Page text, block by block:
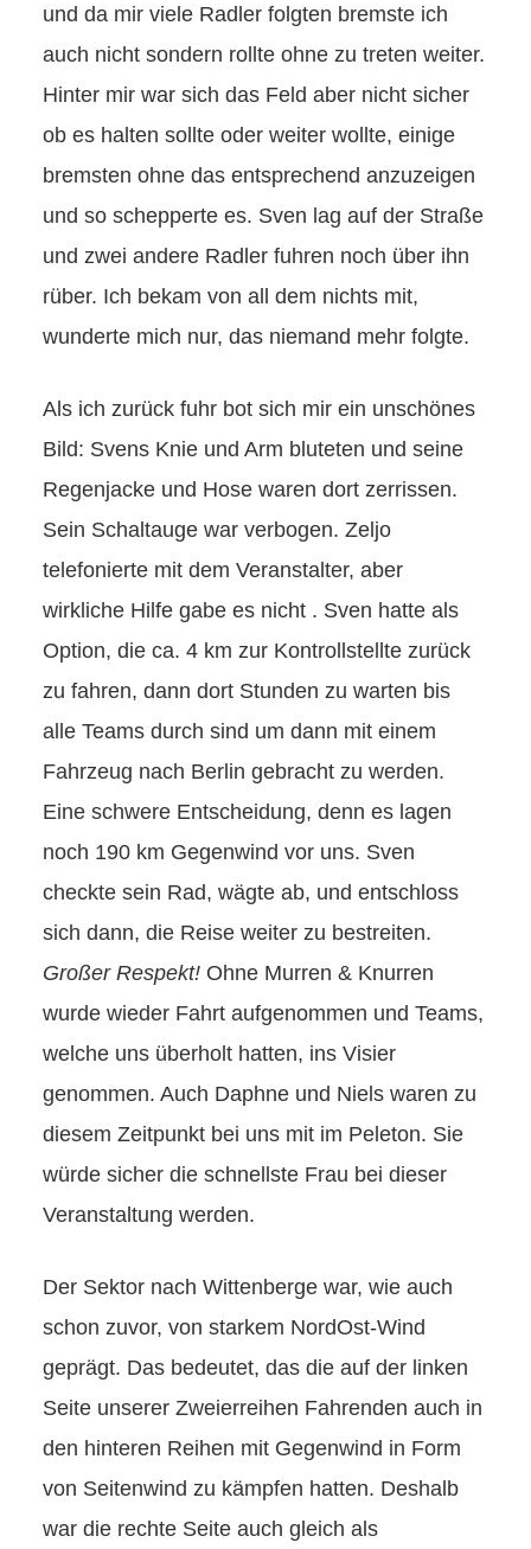
und da mir viele Radler folgten bremste ich
auch nicht sondern rollte ohne zu treten weiter.
Hinter mir war sich das Feld aber nicht sicher
ob es halten sollte oder weiter wollte, einige
bremsten ohne das entsprechend anzuzeigen
und so schepperte es. Sven lag auf der Straße
und zwei andere Radler fuhren noch über ihn
rüber. Ich bekam von all dem nichts mit,
wunderte mich nur, das niemand mehr folgte.
Als ich zurück fuhr bot sich mir ein unschönes
Bild: Svens Knie und Arm bluteten und seine
Regenjacke und Hose waren dort zerrissen.
Sein Schaltauge war verbogen. Zeljo
telefonierte mit dem Veranstalter, aber
wirkliche Hilfe gabe es nicht . Sven hatte als
Option, die ca. 4 km zur Kontrollstellte zurück
zu fahren, dann dort Stunden zu warten bis
alle Teams durch sind um dann mit einem
Fahrzeug nach Berlin gebracht zu werden.
Eine schwere Entscheidung, denn es lagen
noch 190 km Gegenwind vor uns. Sven
checkte sein Rad, wägte ab, und entschloss
sich dann, die Reise weiter zu bestreiten.
Großer Respekt! Ohne Murren & Knurren
wurde wieder Fahrt aufgenommen und Teams,
welche uns überholt hatten, ins Visier
genommen. Auch Daphne und Niels waren zu
diesem Zeitpunkt bei uns mit im Peleton. Sie
würde sicher die schnellste Frau bei dieser
Veranstaltung werden.
Der Sektor nach Wittenberge war, wie auch
schon zuvor, von starkem NordOst-Wind
geprägt. Das bedeutet, das die auf der linken
Seite unserer Zweierreihen Fahrenden auch in
den hinteren Reihen mit Gegenwind in Form
von Seitenwind zu kämpfen hatten. Deshalb
war die rechte Seite auch gleich als